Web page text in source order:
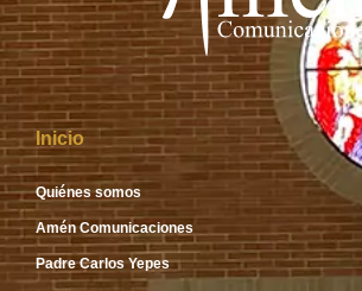
Inicio
Quiénes somos
Amén Comunicaciones
Padre Carlos Yepes